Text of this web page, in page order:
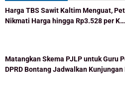
Harga TBS Sawit Kaltim Menguat,
Nikmati Harga hingga Rp3.528 per K…
Matangkan Skema PJLP untuk Guru
DPRD Bontang Jadwalkan